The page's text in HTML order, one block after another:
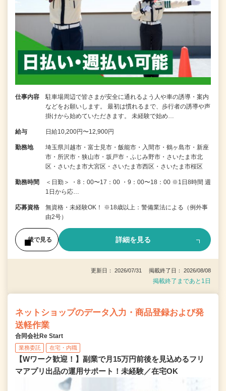
仕事内容
駐車場周辺で皆さまが安全に通れるよう人や車の誘導・案内
などをお願いします。 最初は慣れるまで、歩行者の誘導や声
掛けから始めていただきます。 未経験で始め…
給与 日給10,200円〜12,900円
勤務地
埼玉県川越市・富士見市・飯能市・入間市・鶴ヶ島市・新座
市・所沢市・狭山市・坂戸市・ふじみ野市・さいたま市北
区・さいたま市大宮区・さいたま市西区・さいたま市桜区
勤務時間
＜日勤＞ ・8：00〜17：00 ・9：00〜18：00 ※1日8時間 週
1日から応…
応募資格
無資格・未経験OK！ ※18歳以上：警備業法による（例外事
由2号）
後で見る 詳細を見る
更新日： 2026/07/31 掲載終了日： 2026/08/08
掲載終了まであと1日
ネットショップのデータ入力・商品登録および発
送軽作業
合同会社Re Start
業務委託 在宅・内職
【Wワーク歓迎！】副業で月15万円前後を見込めるフリ
マアプリ出品の運用サポート！未経験／在宅OK